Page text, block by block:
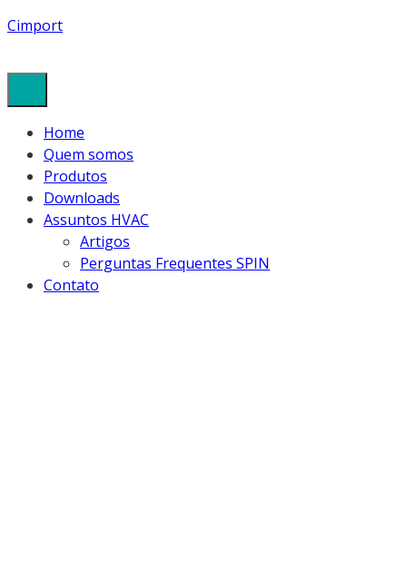
Cimport
Home
Quem somos
Produtos
Downloads
Assuntos HVAC
Artigos
Perguntas Frequentes SPIN
Contato